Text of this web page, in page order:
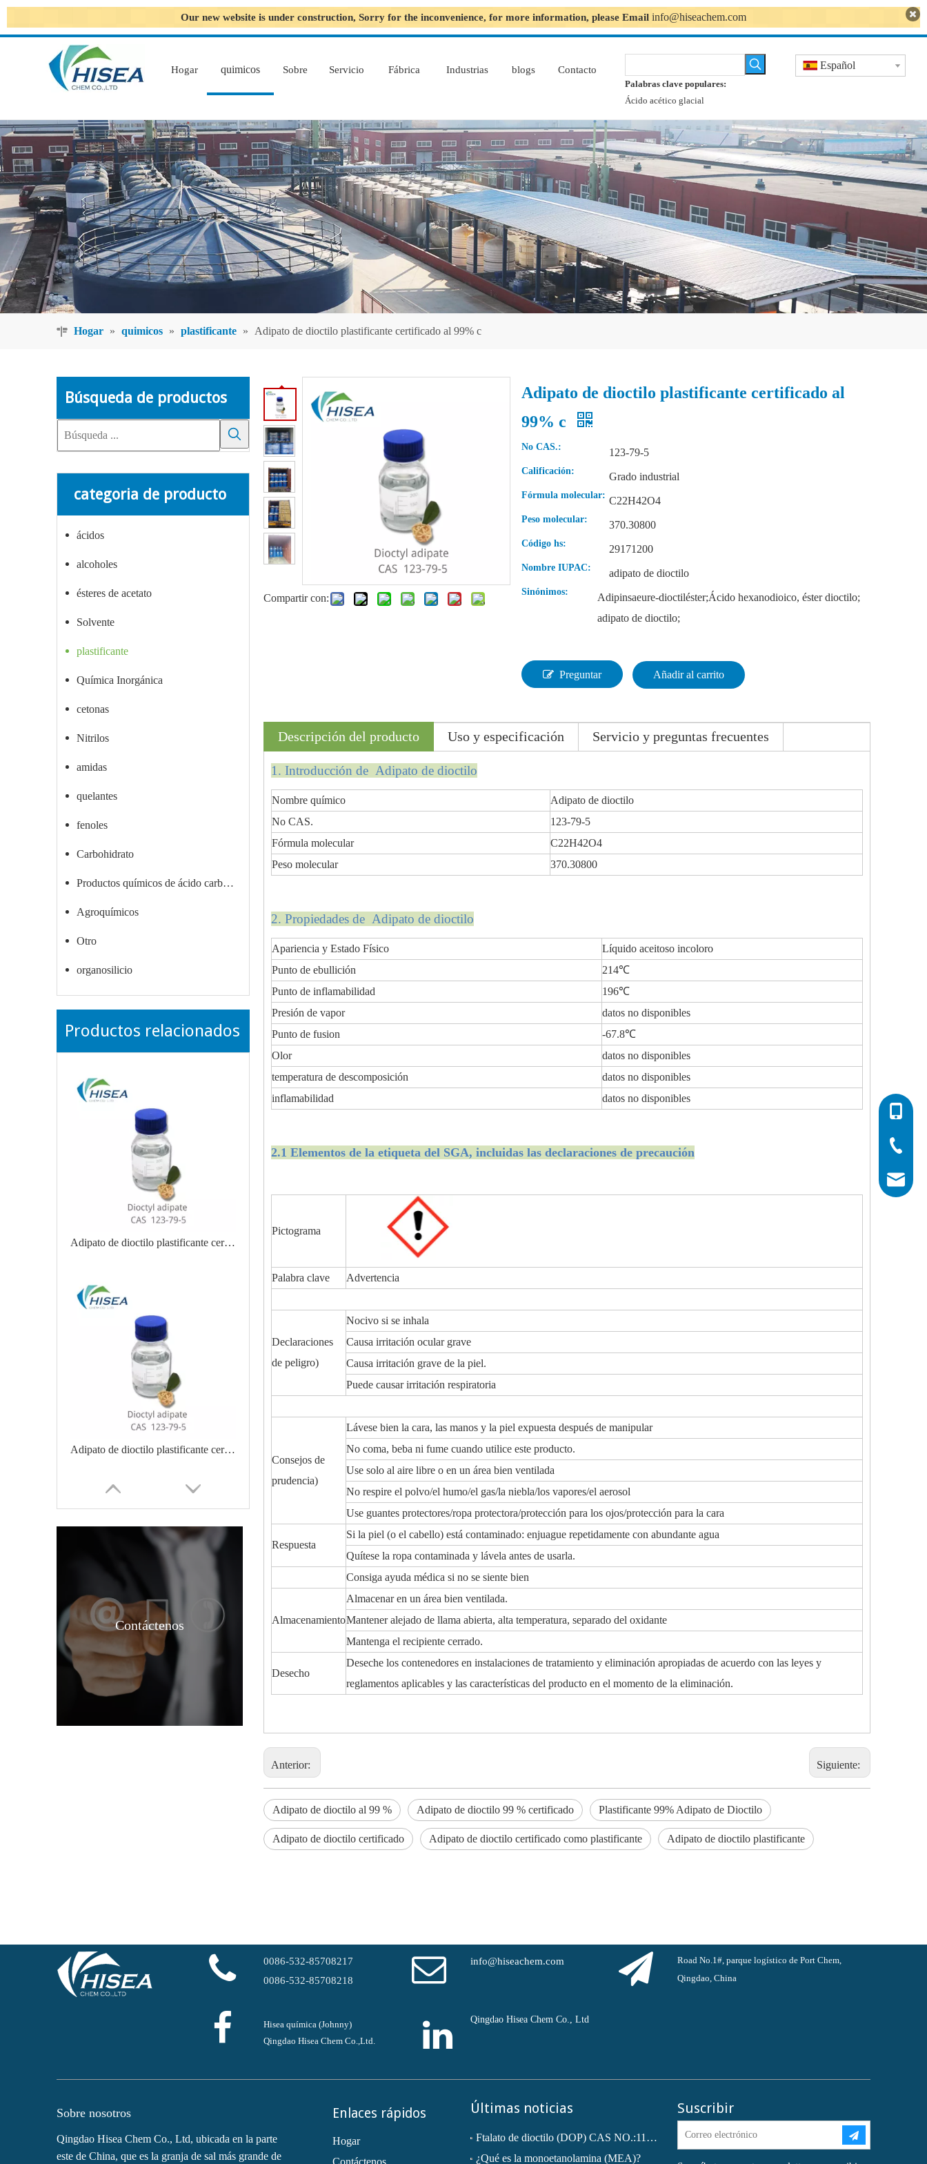
Our new website is under construction, Sorry for the inconvenience, for more information, please Email info@hiseachem.com
Hogar quimicos Sobre Servicio Fábrica Industrias blogs Contacto
Palabras clave populares:
Ácido acético glacial
Español
Hogar » quimicos » plastificante » Adipato de dioctilo plastificante certificado al 99% c
Búsqueda de productos
categoria de producto
ácidos
alcoholes
ésteres de acetato
Solvente
plastificante
Química Inorgánica
cetonas
Nitrilos
amidas
quelantes
fenoles
Carbohidrato
Productos químicos de ácido carboxílico
Agroquímicos
Otro
organosilicio
Productos relacionados
Adipato de dioctilo plastificante certificado de grado industrial
Adipato de dioctilo plastificante certificado por cristal
Contáctenos
Compartir con:
Adipato de dioctilo plastificante certificado al
99% c
No CAS.: 123-79-5
Calificación: Grado industrial
Fórmula molecular: C22H42O4
Peso molecular: 370.30800
Código hs: 29171200
Nombre IUPAC: adipato de dioctilo
Sinónimos:
Adipinsaeure-dioctiléster;Ácido hexanodioico, éster dioctilo;
adipato de dioctilo;
Preguntar Añadir al carrito
Descripción del producto Uso y especificación Servicio y preguntas frecuentes
1. Introducción de Adipato de dioctilo
Nombre químico
Adipato de dioctilo
No CAS.
123-79-5
Fórmula molecular
C22H42O4
Peso molecular
370.30800
2. Propiedades de Adipato de dioctilo
Apariencia y Estado Físico
Líquido aceitoso incoloro
Punto de ebullición
214℃
Punto de inflamabilidad
196℃
Presión de vapor
datos no disponibles
Punto de fusion
-67.8℃
Olor
datos no disponibles
temperatura de descomposición
datos no disponibles
inflamabilidad
datos no disponibles
2.1 Elementos de la etiqueta del SGA, incluidas las declaraciones de precaución
Pictograma
Palabra clave Advertencia
Declaraciones
de peligro)
Nocivo si se inhala
Causa irritación ocular grave
Causa irritación grave de la piel.
Puede causar irritación respiratoria
Consejos de
prudencia)
Lávese bien la cara, las manos y la piel expuesta después de manipular
No coma, beba ni fume cuando utilice este producto.
Use solo al aire libre o en un área bien ventilada
No respire el polvo/el humo/el gas/la niebla/los vapores/el aerosol
Use guantes protectores/ropa protectora/protección para los ojos/protección para la cara
Respuesta
Si la piel (o el cabello) está contaminado: enjuague repetidamente con abundante agua
Quítese la ropa contaminada y lávela antes de usarla.
Consiga ayuda médica si no se siente bien
Almacenamiento
Almacenar en un área bien ventilada.
Mantener alejado de llama abierta, alta temperatura, separado del oxidante
Mantenga el recipiente cerrado.
Desecho
Deseche los contenedores en instalaciones de tratamiento y eliminación apropiadas de acuerdo con las leyes y
reglamentos aplicables y las características del producto en el momento de la eliminación.
Anterior: Siguiente:
Adipato de dioctilo al 99 % Adipato de dioctilo 99 % certificado Plastificante 99% Adipato de Dioctilo
Adipato de dioctilo certificado Adipato de dioctilo certificado como plastificante Adipato de dioctilo plastificante
0086-
0086-
0086-
0086-532-85708217
0086-532-85708218
info@hiseachem.com
Road No.1#, parque logístico de Port Chem,
Qingdao, China
Hisea química (Johnny)
Qingdao Hisea Chem Co.,Ltd.
Qingdao Hisea Chem Co., Ltd
Sobre nosotros
Qingdao Hisea Chem Co., Ltd, ubicada en la parte
este de China, que es la granja de sal más grande de
Enlaces rápidos
Hogar
Contáctenos
Últimas noticias
Ftalato de dioctilo (DOP) CAS NO.:117-81-7
¿Qué es la monoetanolamina (MEA)?
Suscribir